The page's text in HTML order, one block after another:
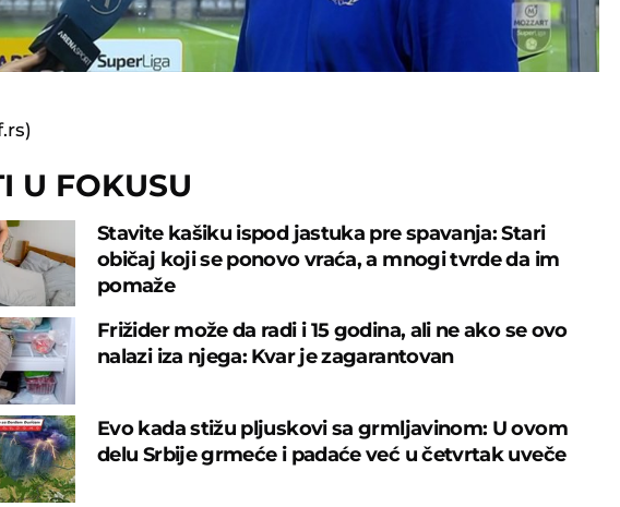
U FOKUSU
Stavite kašiku ispod jastuka pre spavanja: Stari
običaj koji se ponovo vraća, a mnogi tvrde da im
pomaže
Frižider može da radi i 15 godina, ali ne ako se ovo
nalazi iza njega: Kvar je zagarantovan
Evo kada stižu pljuskovi sa grmljavinom: U ovom
delu Srbije grmeće i padaće već u četvrtak uveče